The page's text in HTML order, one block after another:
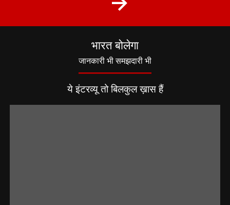
भारत बोलेगा
जानकारी भी समझदारी भी
ये इंटरव्यू तो बिलकुल ख़ास हैं